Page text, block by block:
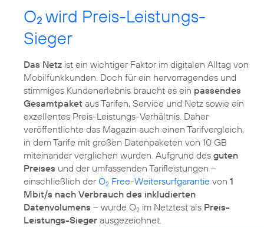
O2 wird Preis-Leistungs-
Sieger
Das Netz ist ein wichtiger Faktor im digitalen Alltag von
Mobilfunkkunden. Doch für ein hervorragendes und
stimmiges Kundenerlebnis braucht es ein passendes
Gesamtpaket aus Tarifen, Service und Netz sowie ein
exzellentes Preis-Leistungs-Verhältnis. Daher
veröffentlichte das Magazin auch einen Tarifvergleich,
in dem Tarife mit großen Datenpaketen von 10 GB
miteinander verglichen wurden. Aufgrund des guten
Preises und der umfassenden Tarifleistungen –
einschließlich derO2 Free-Weitersurfgarantie von 1
Mbit/s nach Verbrauch des inkludierten
Datenvolumens – wurde O2 im Netztest als Preis-
Leistungs-Sieger ausgezeichnet.